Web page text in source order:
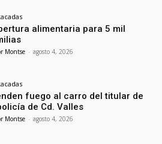
alimentaria para 5 mil
Montse - agosto 4, 2026
fuego al carro del titular de
de Cd. Valles
Montse - agosto 4, 2026